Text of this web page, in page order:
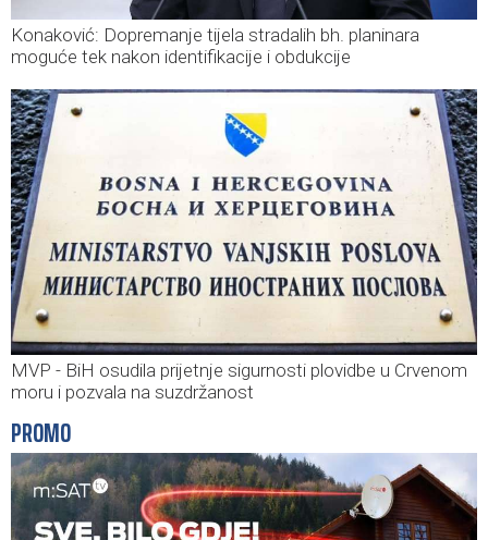
Konaković: Dopremanje tijela stradalih bh. planinara
moguće tek nakon identifikacije i obdukcije
MVP - BiH osudila prijetnje sigurnosti plovidbe u Crvenom
moru i pozvala na suzdržanost
PROMO